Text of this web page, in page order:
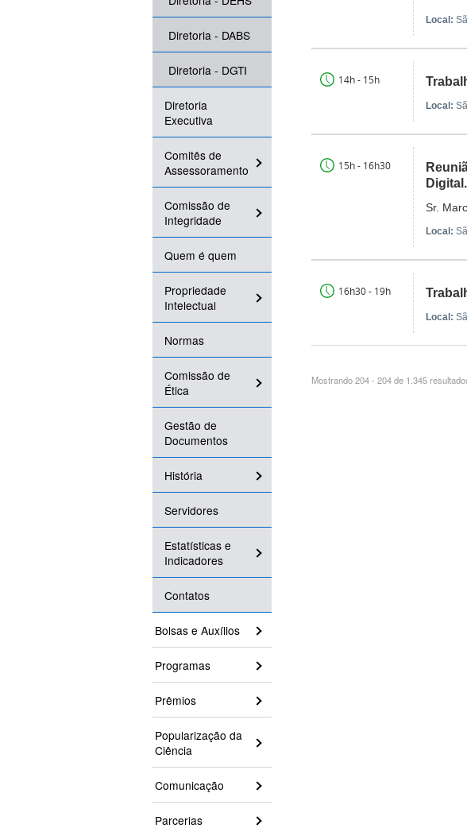
Diretoria - DABS
Diretoria - DGTI
Diretoria
Executiva
Comitês de
Assessoramento
Comissão de
Integridade
Quem é quem
Propriedade
Intelectual
Normas
Comissão de
Ética
Gestão de
Documentos
História
Servidores
Estatísticas e
Indicadores
Contatos
Bolsas e Auxílios
Programas
Prêmios
Popularização da
Ciência
Comunicação
Parcerias
Local:
14h - 15h
Local:
15h - 16h30
Digital.
Sr.
Local:
16h30 - 19h
Local:
Mostrando 204 - 204 de 1.345